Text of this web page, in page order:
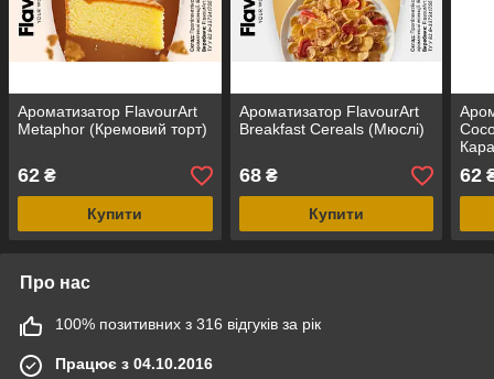
Ароматизатор FlavourArt
Metaphor (Кремовий торт)
62 ₴
Купити
Ароматизатор FlavourArt
Breakfast Cereals (Мюслі)
68₴
Купити
62
Про нас
100% позитивних з 316 відгуків за рік
Працює з 04.10.2016